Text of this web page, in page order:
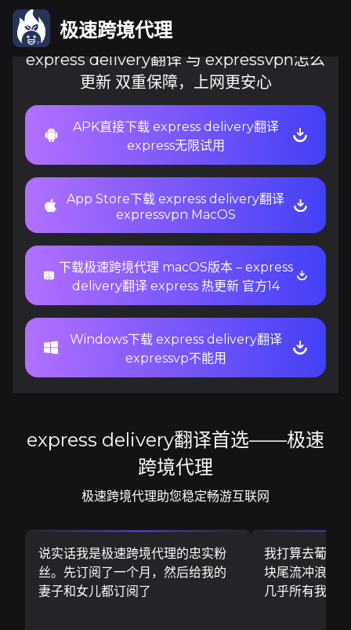
极速跨境代理
express delivery翻译 与 expressvpn怎么
更新 双重保障，上网更安心
APK直接下载 express delivery翻译
express无限试用
App Store下载 express delivery翻译
expressvpn MacOS
下载极速跨境代理 macOS版本 – express
delivery翻译 express 热更新 官方14
Windows下载 express delivery翻译
expressvp不能用
express delivery翻译首选——极速
跨境代理
极速跨境代理助您稳定畅游互联网
说实话我是极速跨境代理的忠实粉
丝。先订阅了一个月，然后给我的
妻子和女儿都订阅了
我打算去葡萄
块尾流冲浪板
几乎所有我需